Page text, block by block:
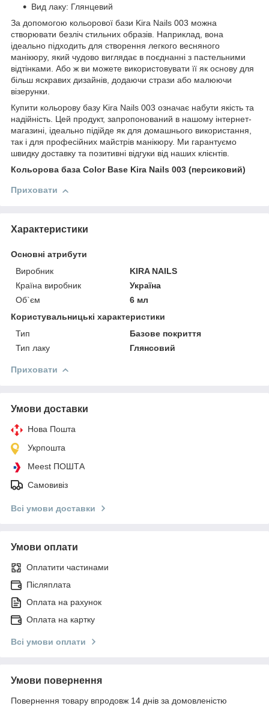
Вид лаку: Глянцевий
За допомогою кольорової бази Kira Nails 003 можна
створювати безліч стильних образів. Наприклад, вона
ідеально підходить для створення легкого весняного
манікюру, який чудово виглядає в поєднанні з пастельними
відтінками. Або ж ви можете використовувати її як основу для
більш яскравих дизайнів, додаючи стрази або малюючи
візерунки.
Купити кольорову базу Kira Nails 003 означає набути якість та
надійність. Цей продукт, запропонований в нашому інтернет-
магазині, ідеально підійде як для домашнього використання,
так і для професійних майстрів манікюру. Ми гарантуємо
швидку доставку та позитивні відгуки від наших клієнтів.
Кольорова база Color Base Kira Nails 003 (персиковий)
Приховати
Характеристики
Основні атрибути
Виробник
KIRA NAILS
Країна виробник
Україна
Об`єм
6 мл
Користувальницькі характеристики
Тип
Базове покриття
Тип лаку
Глянсовий
Приховати
Умови доставки
Нова Пошта
Укрпошта
Meest ПОШТА
Самовивіз
Всі умови доставки
Умови оплати
Оплатити частинами
Післяплата
Оплата на рахунок
Оплата на картку
Всі умови оплати
Умови повернення
Повернення товару впродовж 14 днів за домовленістю